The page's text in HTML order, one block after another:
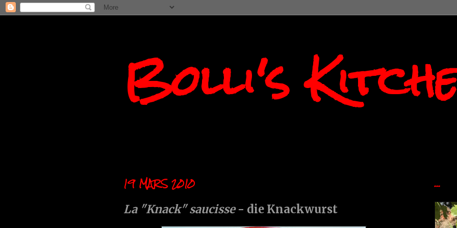
Bolli's
19 MARS 2010
La "Knack" saucisse- die Knackwurst
...